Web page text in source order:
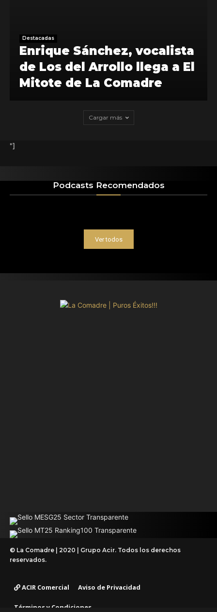
Destacadas
Enrique Sánchez, vocalista
de Los del Arrollo llega a El
Mitote de La Comadre
Cargar más
"]
Podcasts Recomendados
Ver todos
© La Comadre | 2020 | Grupo Acir. Todos los derechos
reservados.
ACIR Comercial Aviso de Privacidad
Términos y Condiciones